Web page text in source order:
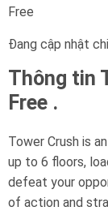
Free
Đang cập nhật
Thông tin
Free .
Tower Crush is an
up to 6 floors,
defeat your
of action and